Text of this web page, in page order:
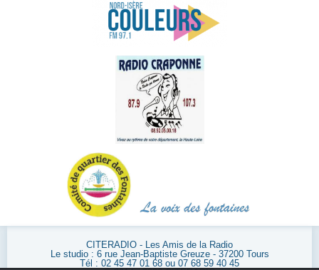
CITERADIO - Les Amis de la Radio
Le studio : 6 rue Jean-Baptiste Greuze - 37200 Tours
Tél : 02 45 47 01 68 ou 07 68 59 40 45